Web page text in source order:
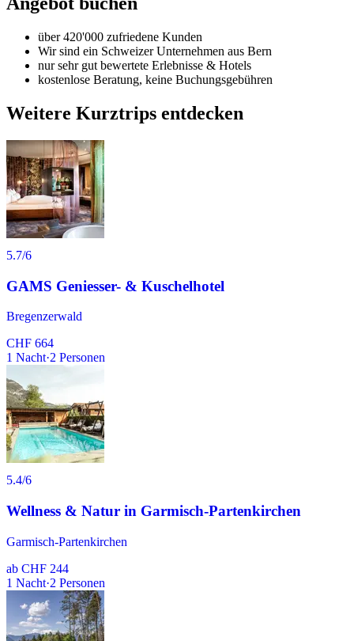
über 420'000 zufriedene Kunden
Wir sind ein Schweizer Unternehmen aus Bern
nur sehr gut bewertete Erlebnisse & Hotels
kostenlose Beratung, keine Buchungsgebühren
Weitere Kurztrips entdecken
5.7/6
GAMS Geniesser- & Kuschelhotel
Bregenzerwald
CHF 664
1 Nacht·2 Personen
5.4/6
Wellness & Natur in Garmisch-Partenkirchen
Garmisch-Partenkirchen
ab CHF 244
1 Nacht·2 Personen